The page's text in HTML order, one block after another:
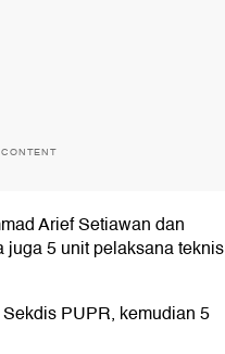
Arief Setiawan dan
5 unit pelaksana teknis
PUPR, kemudian 5